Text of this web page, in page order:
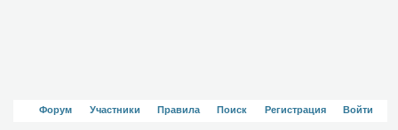
Форум Участники Правила Поиск Регистрация Войти